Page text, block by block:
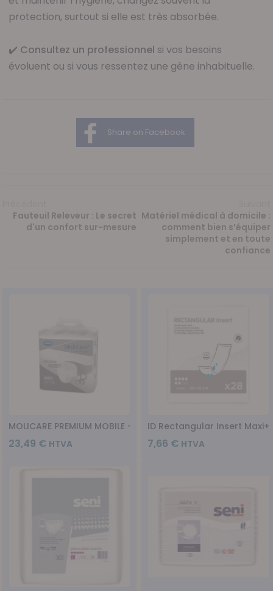
protection, surtout si elle est très absorbée.
✔️ Consultez un professionnel si vos besoins
évoluent ou si vous ressentez une gêne inhabituelle.
Share on Facebook
Fauteuil Releveur : Le secret
d'un confort sur-mesure
Matériel médical à domicile :
comment bien s’équiper
simplement et en toute
confiance
MOLICARE PREMIUM MOBILE - Large 10g - 14pc
23,49 €
ID Rectangular Insert
7,66 €